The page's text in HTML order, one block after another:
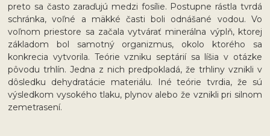
preto sa často zaraďujú medzi fosílie. Postupne rástla tvrdá
schránka, voľné a mäkké časti boli odnášané vodou. Vo
voľnom priestore sa začala vytvárať minerálna výplň, ktorej
základom bol samotný organizmus, okolo ktorého sa
konkrecia vytvorila. Teórie vzniku septárií sa líšia v otázke
pôvodu trhlín. Jedna z nich predpokladá, že trhliny vznikli v
dôsledku dehydratácie materiálu. Iné teórie tvrdia, že sú
výsledkom vysokého tlaku, plynov alebo že vznikli pri silnom
zemetrasení.